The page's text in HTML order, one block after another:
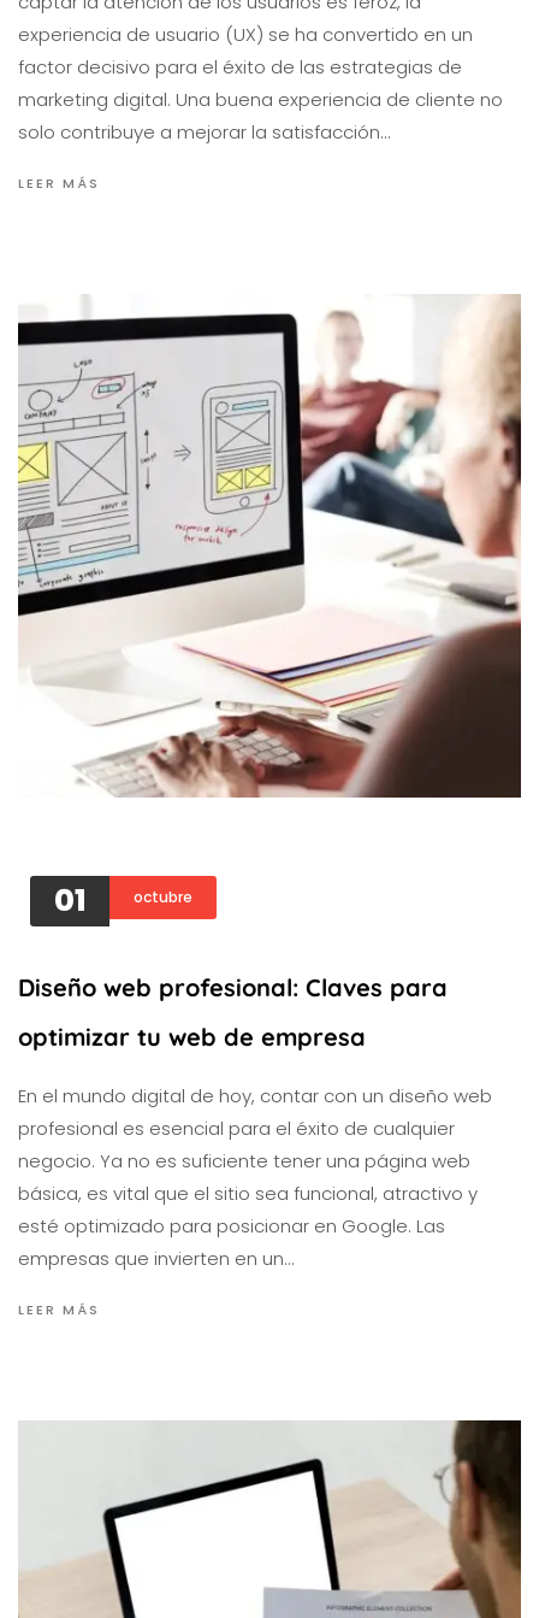
experiencia de usuario (UX) se ha convertido en un
factor decisivo para el éxito de las estrategias de
marketing digital. Una buena experiencia de cliente no
solo contribuye a mejorar la satisfacción…
LEER MÁS
01 octubre
Diseño web profesional: Claves para
optimizar tu web de empresa
En el mundo digital de hoy, contar con un diseño web
profesional es esencial para el éxito de cualquier
negocio. Ya no es suficiente tener una página web
básica, es vital que el sitio sea funcional, atractivo y
esté optimizado para posicionar en Google. Las
empresas que invierten en un…
LEER MÁS